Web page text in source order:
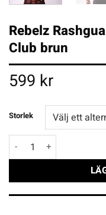
Rebelz
Club brun
599 kr
Storlek
Rebelz Rashguard Men